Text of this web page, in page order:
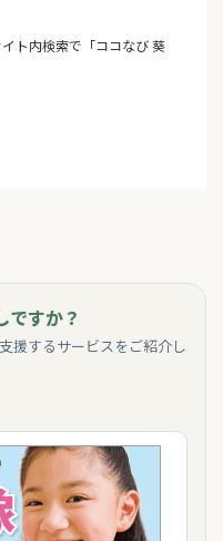
ト内検索で「ココなび 葵
ですか？
援するサービスをご紹介し